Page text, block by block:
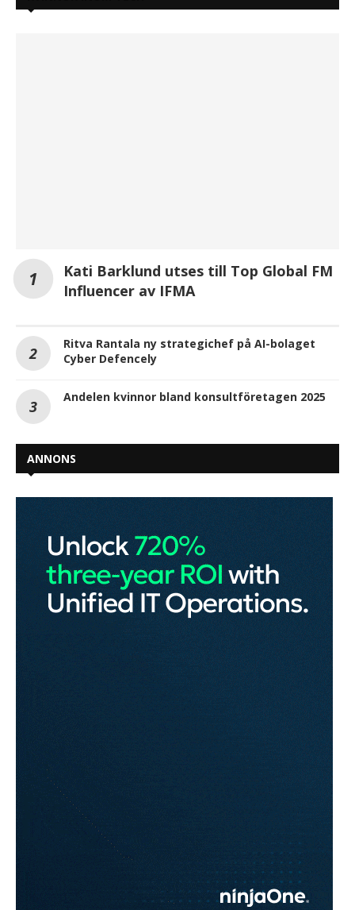
Kati Barklund utses till Top Global FM
Influencer av IFMA
Ritva Rantala ny strategichef på AI-bolaget
Cyber Defencely
Andelen kvinnor bland konsultföretagen 2025
ANNONS